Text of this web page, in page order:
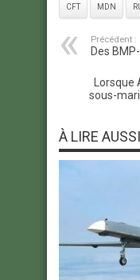
CFT MDN
Précédent :
Des
sous-
À LIRE